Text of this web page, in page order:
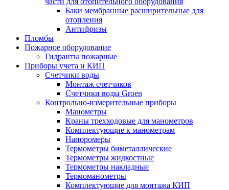
Баки мембранные расширительные для
отопления
Антифризы
Пломбы
Пожарное оборудование
Гидранты пожарные
Приборы учета и КИП
Счетчики воды
Монтаж счетчиков
Счетчики воды Groen
Контрольно-измерительные приборы
Манометры
Краны трехходовые для манометров
Комплектующие к манометрам
Напоромеры
Термометры биметаллические
Термометры жидкостные
Термометры накладные
Термоманометры
Комплектующие для монтажа КИП